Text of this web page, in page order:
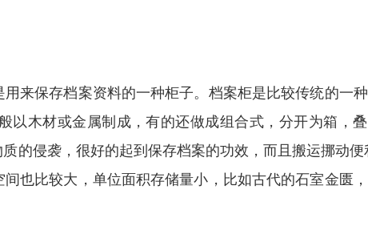
来保存档案资料的一种柜子。档案柜是比较传统的一
以木材或金属制成，有的还做成组合式，分开为箱，
的侵袭，很好的起到保存档案的功效，而且搬运挪动便
也比较大，单位面积存储量小，比如古代的石室金匮